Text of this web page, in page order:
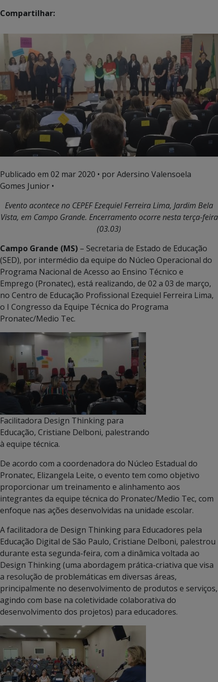
Compartilhar:
Publicado em 02 mar 2020 • por Adersino Valensoela
Gomes Junior •
Evento acontece no CEPEF Ezequiel Ferreira Lima, Jardim Bela
Vista, em Campo Grande. Encerramento ocorre nesta terça-feira
(03.03)
Campo Grande (MS) – Secretaria de Estado de Educação
(SED), por intermédio da equipe do Núcleo Operacional do
Programa Nacional de Acesso ao Ensino Técnico e
Emprego (Pronatec), está realizando, de 02 a 03 de março,
no Centro de Educação Profissional Ezequiel Ferreira Lima,
o I Congresso da Equipe Técnica do Programa
Pronatec/Medio Tec.
Facilitadora Design Thinking para
Educação, Cristiane Delboni, palestrando
à equipe técnica.
De acordo com a coordenadora do Núcleo Estadual do
Pronatec, Elizangela Leite, o evento tem como objetivo
proporcionar um treinamento e alinhamento aos
integrantes da equipe técnica do Pronatec/Medio Tec, com
enfoque nas ações desenvolvidas na unidade escolar.
A facilitadora de Design Thinking para Educadores pela
Educação Digital de São Paulo, Cristiane Delboni, palestrou
durante esta segunda-feira, com a dinâmica voltada ao
Design Thinking (uma abordagem prática-criativa que visa
a resolução de problemáticas em diversas áreas,
principalmente no desenvolvimento de produtos e serviços,
agindo com base na coletividade colaborativa do
desenvolvimento dos projetos) para educadores.